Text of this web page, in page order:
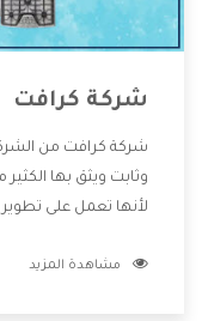
شركة كرافت
شركة كرافت من
وثابت ويثق بها
لأنها تعمل على
وتقدم للعملاء أقوى
مشاهدة المزيد